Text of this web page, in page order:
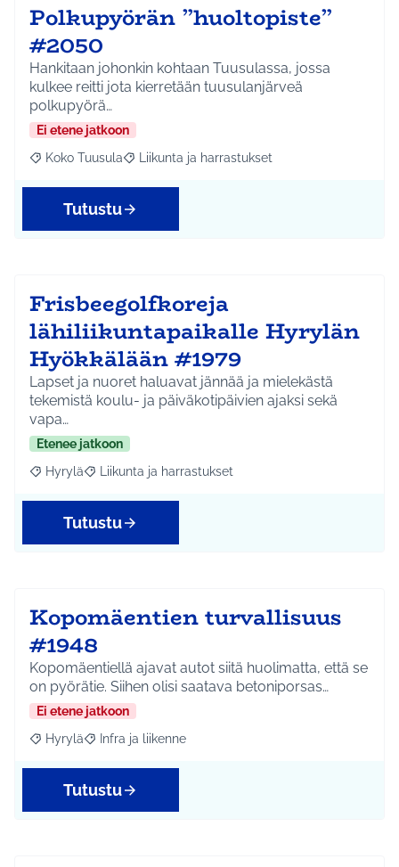
Polkupyörän ”huoltopiste”
#2050
Hankitaan johonkin kohtaan Tuusulassa, jossa
kulkee reitti jota kierretään tuusulanjärveä
polkupyörä…
Ei etene jatkoon
Rajaa tulokset aihepiirin mukaan: Koko Tuusula
Koko Tuusula Rajaa tulokset teeman mukaan: Liikunta ja
Liikunta ja harrastukset
Tutustu
Frisbeegolfkoreja
lähiliikuntapaikalle Hyrylän
Hyökkälään #1979
Lapset ja nuoret haluavat jännää ja mielekästä
tekemistä koulu- ja päiväkotipäivien ajaksi sekä
vapa…
Etenee jatkoon
Rajaa tulokset aihepiirin mukaan: Hyrylä
Hyrylä Rajaa tulokset teeman mukaan: Liikunta ja
Liikunta ja harrastukset
Tutustu
Kopomäentien turvallisuus
#1948
Kopomäentiellä ajavat autot siitä huolimatta, että se
on pyörätie. Siihen olisi saatava betoniporsas…
Ei etene jatkoon
Rajaa tulokset aihepiirin mukaan: Hyrylä
Hyrylä Rajaa tulokset teeman mukaan: Infra ja liikenne
Infra ja liikenne
Tutustu